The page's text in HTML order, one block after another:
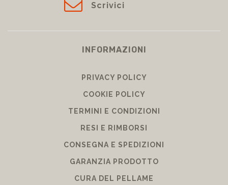
Scrivici
INFORMAZIONI
PRIVACY POLICY
COOKIE POLICY
TERMINI E CONDIZIONI
RESI E RIMBORSI
CONSEGNA E SPEDIZIONI
GARANZIA PRODOTTO
CURA DEL PELLAME